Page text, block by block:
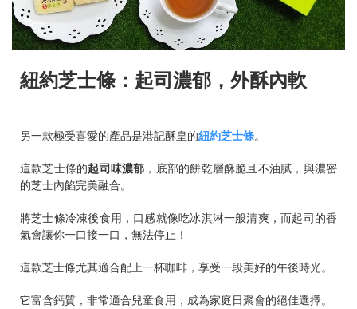
紐約芝士條：起司濃郁，外酥內軟
另一款極受喜愛的產品是港記酥皇的紐約芝士條。
這款芝士條的起司味濃郁 ，底部的餅乾層酥脆且不油膩，與濃密
的芝士內餡完美融合。
將芝士條冷凍後食用，口感就像吃冰淇淋一般清爽，而起司的香
氣會讓你一口接一口，無法停止！
這款芝士條尤其適合配上一杯咖啡，享受一段美好的午後時光。
它富含鈣質，非常適合兒童食用，成為家庭日聚會的絕佳選擇。